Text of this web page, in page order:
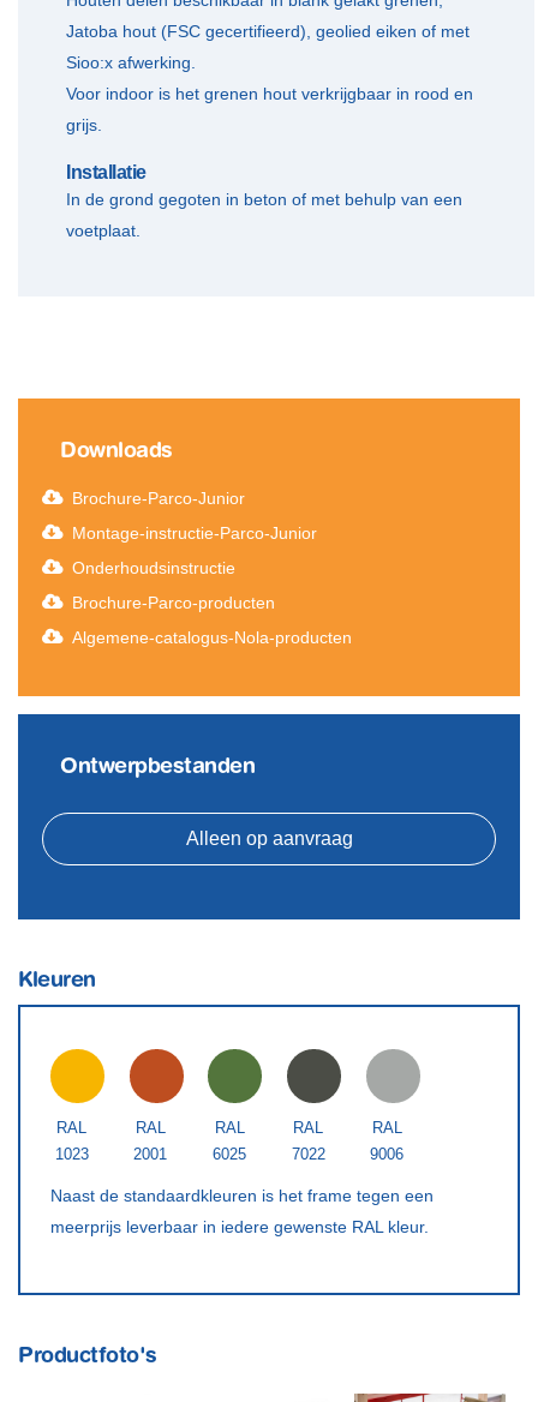
Jatoba hout (FSC gecertifieerd), geolied eiken of met
Sioo:x afwerking.
Voor indoor is het grenen hout verkrijgbaar in rood en
grijs.
Installatie
In de grond gegoten in beton of met behulp van een
voetplaat.
Downloads
Brochure-Parco-Junior
Montage-instructie-Parco-Junior
Onderhoudsinstructie
Brochure-Parco-producten
Algemene-catalogus-Nola-producten
Ontwerpbestanden
Alleen op aanvraag
Kleuren
RAL
1023
RAL
2001
RAL
6025
RAL
7022
RAL
9006
Naast de standaardkleuren is het frame tegen een
meerprijs leverbaar in iedere gewenste RAL kleur.
Productfoto's